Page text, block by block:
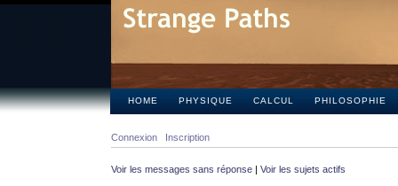
HOME PHYSIQUE CALCUL PHILOSOPHIE
Connexion Inscription
Voir les messages sans réponse | Voir les sujets actifs